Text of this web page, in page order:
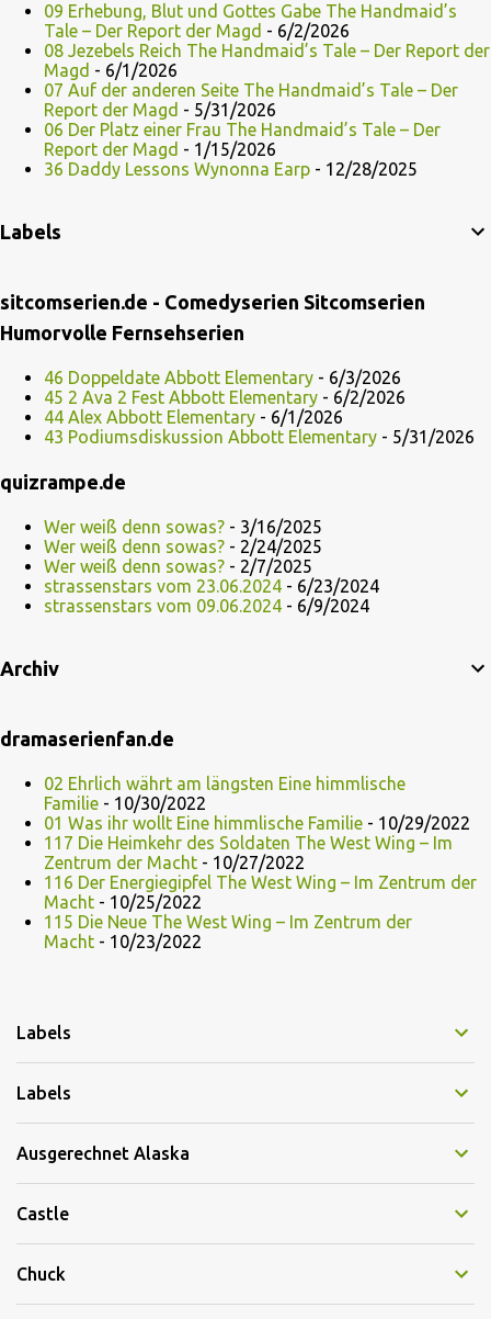
09 Erhebung, Blut und Gottes Gabe The Handmaid’s
Tale – Der Report der Magd - 6/2/2026
08 Jezebels Reich The Handmaid’s Tale – Der Report der
Magd - 6/1/2026
07 Auf der anderen Seite The Handmaid’s Tale – Der
Report der Magd - 5/31/2026
06 Der Platz einer Frau The Handmaid’s Tale – Der
Report der Magd - 1/15/2026
36 Daddy Lessons Wynonna Earp - 12/28/2025
Labels
sitcomserien.de - Comedyserien Sitcomserien
Humorvolle Fernsehserien
46 Doppeldate Abbott Elementary - 6/3/2026
45 2 Ava 2 Fest Abbott Elementary - 6/2/2026
44 Alex Abbott Elementary - 6/1/2026
43 Podiumsdiskussion Abbott Elementary - 5/31/2026
quizrampe.de
Wer weiß denn sowas? - 3/16/2025
Wer weiß denn sowas? - 2/24/2025
Wer weiß denn sowas? - 2/7/2025
strassenstars vom 23.06.2024 - 6/23/2024
strassenstars vom 09.06.2024 - 6/9/2024
Archiv
dramaserienfan.de
02 Ehrlich währt am längsten Eine himmlische
Familie - 10/30/2022
01 Was ihr wollt Eine himmlische Familie - 10/29/2022
117 Die Heimkehr des Soldaten The West Wing – Im
Zentrum der Macht - 10/27/2022
116 Der Energiegipfel The West Wing – Im Zentrum der
Macht - 10/25/2022
115 Die Neue The West Wing – Im Zentrum der
Macht - 10/23/2022
Labels
Labels
Ausgerechnet Alaska
Castle
Chuck